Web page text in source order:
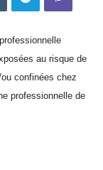
au risque de
confinées chez
professionnelle de